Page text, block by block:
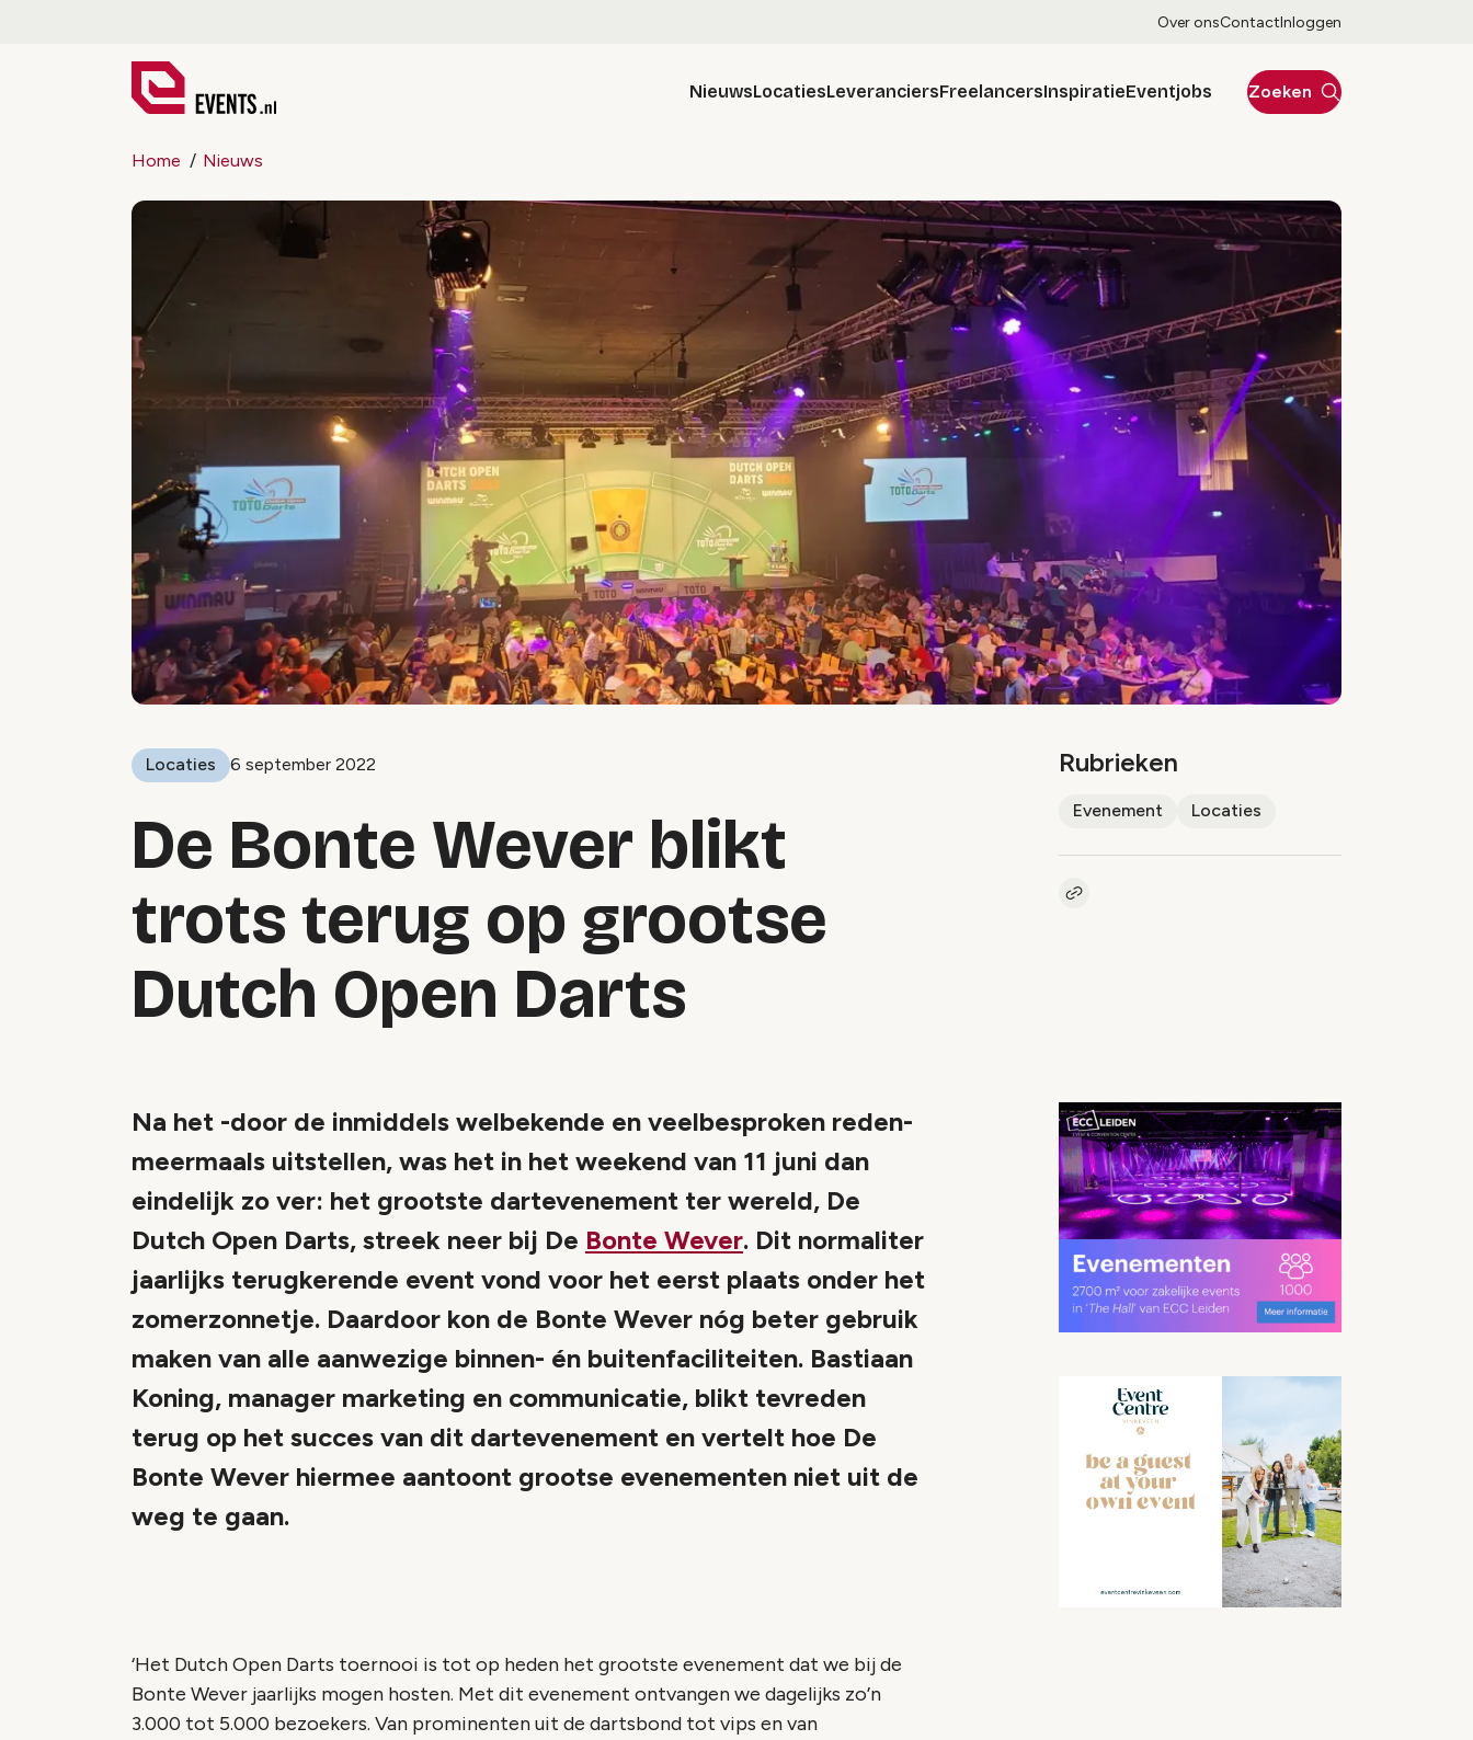
Over onsContactInloggen
NieuwsLocatiesLeveranciersFreelancersInspiratieEventjobs Zoeken
Home Nieuws
Locaties 6 september 2022
De Bonte Wever blikt
trots terug op grootse
Dutch Open Darts
Rubrieken
Evenement Locaties
Kopieer link naar artikel
Na het -door de inmiddels welbekende en veelbesproken reden-
meermaals uitstellen, was het in het weekend van 11 juni dan
eindelijk zo ver: het grootste dartevenement ter wereld, De
Dutch Open Darts, streek neer bij De Bonte Wever. Dit normaliter
jaarlijks terugkerende event vond voor het eerst plaats onder het
zomerzonnetje. Daardoor kon de Bonte Wever nóg beter gebruik
maken van alle aanwezige binnen- én buitenfaciliteiten. Bastiaan
Koning, manager marketing en communicatie, blikt tevreden
terug op het succes van dit dartevenement en vertelt hoe De
Bonte Wever hiermee aantoont grootse evenementen niet uit de
weg te gaan.
‘Het Dutch Open Darts toernooi is tot op heden het grootste evenement dat we bij de
Bonte Wever jaarlijks mogen hosten. Met dit evenement ontvangen we dagelijks zo’n
3.000 tot 5.000 bezoekers. Van prominenten uit de dartsbond tot vips en van